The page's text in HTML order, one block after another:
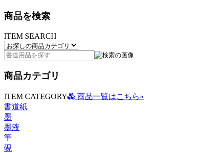
商品を検索
ITEM SEARCH
商品カテゴリ
ITEM CATEGORY
商品一覧はこちら»
書道紙
墨
墨液
筆
硯